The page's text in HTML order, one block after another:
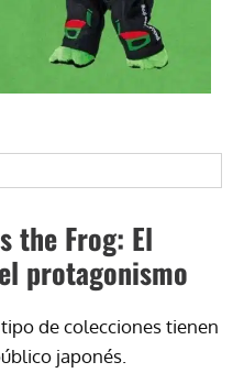
the Frog: El
protagonismo
de colecciones tienen
japonés.